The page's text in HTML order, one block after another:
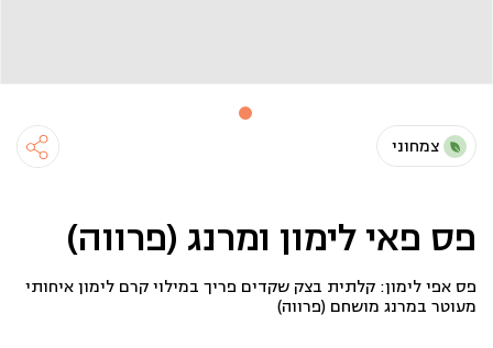
צמחוני
פס פאי לימון ומרנג (פרווה)
פס אפי לימון: קלתית בצק שקדים פריך במילוי קרם לימון איחותי
מעוטר במרנג מושחם (פרווה)